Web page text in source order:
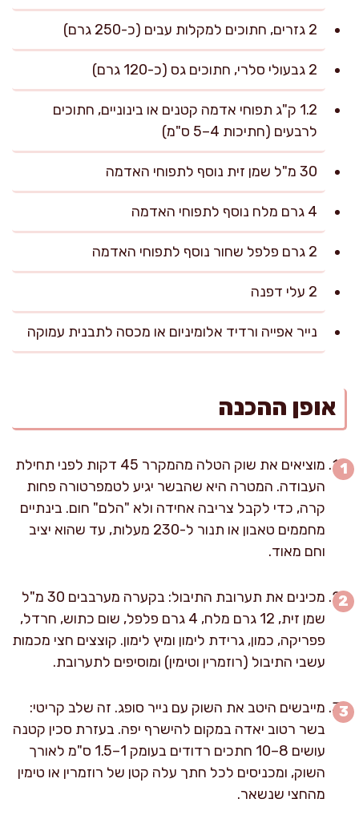
2 גזרים, חתוכים למקלות עבים (כ-250 גרם)
2 גבעולי סלרי, חתוכים גס (כ-120 גרם)
1.2 ק"ג תפוחי אדמה קטנים או בינוניים, חתוכים
לרבעים (חתיכות 4–5 ס"מ)
30 מ"ל שמן זית נוסף לתפוחי האדמה
4 גרם מלח נוסף לתפוחי האדמה
2 גרם פלפל שחור נוסף לתפוחי האדמה
2 עלי דפנה
נייר אפייה ורדיד אלומיניום או מכסה לתבנית עמוקה
אופן ההכנה
מוציאים את שוק הטלה מהמקרר 45 דקות לפני תחילת
העבודה. המטרה היא שהבשר יגיע לטמפרטורה פחות
קרה, כדי לקבל צריבה אחידה ולא "הלם" חום. בינתיים
מחממים טאבון או תנור ל-230 מעלות, עד שהוא יציב
וחם מאוד.
מכינים את תערובת התיבול: בקערה מערבבים 30 מ"ל
שמן זית, 12 גרם מלח, 4 גרם פלפל, שום כתוש, חרדל,
פפריקה, כמון, גרידת לימון ומיץ לימון. קוצצים חצי מכמות
עשבי התיבול (רוזמרין וטימין) ומוסיפים לתערובת.
מייבשים היטב את השוק עם נייר סופג. זה שלב קריטי:
בשר רטוב יאדה במקום להישרף יפה. בעזרת סכין קטנה
עושים 8–10 חתכים רדודים בעומק 1–1.5 ס"מ לאורך
השוק, ומכניסים לכל חתך עלה קטן של רוזמרין או טימין
מהחצי שנשאר.